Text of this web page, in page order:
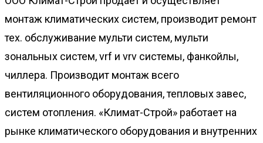
монтаж климатических систем, производит ремонт
тех. обслуживание мульти систем, мульти
зональных систем, vrf и vrv системы, фанкойлы,
чиллера. Производит монтаж всего
вентиляционного оборудования, тепловых завес,
систем отопления. «Климат-Строй» работает на
рынке климатического оборудования и внутренних